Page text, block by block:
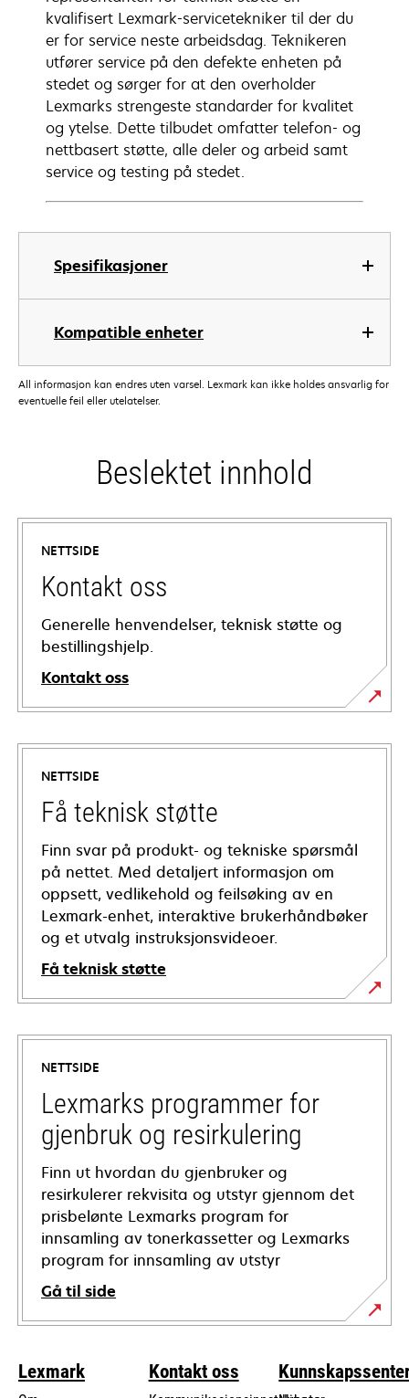
Spesifikasjoner
Kompatible enheter
kvalifisert Lexmark-servicetekniker til der du
er for service neste arbeidsdag. Teknikeren
utfører service på den defekte enheten på
stedet og sørger for at den overholder
Lexmarks strengeste standarder for kvalitet
og ytelse. Dette tilbudet omfatter telefon- og
nettbasert støtte, alle deler og arbeid samt
service og testing på stedet.
All informasjon kan endres uten varsel. Lexmark kan ikke holdes ansvarlig for
eventuelle feil eller utelatelser.
Beslektet innhold
NETTSIDE
Kontakt oss
Generelle henvendelser, teknisk støtte og
bestillingshjelp.
Kontakt oss
NETTSIDE
Få teknisk støtte
Finn svar på produkt- og tekniske spørsmål
på nettet. Med detaljert informasjon om
oppsett, vedlikehold og feilsøking av en
Lexmark-enhet, interaktive brukerhåndbøker
og et utvalg instruksjonsvideoer.
Få teknisk støtte
opens
in
new
tab
NETTSIDE
Lexmarks programmer for
gjenbruk og resirkulering
Finn ut hvordan du gjenbruker og
resirkulerer rekvisita og utstyr gjennom det
prisbelønte Lexmarks program for
innsamling av tonerkassetter og Lexmarks
program for innsamling av utstyr
Gå til side
Lexmark Kontakt oss